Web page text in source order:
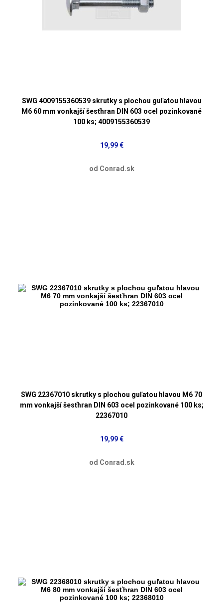
SWG 4009155360539 skrutky s plochou guľatou hlavou
M6 60 mm vonkajší šesťhran DIN 603 ocel pozinkované
100 ks; 4009155360539
19,99 €
od Conrad.sk
SWG 22367010 skrutky s plochou guľatou hlavou M6 70
mm vonkajší šesťhran DIN 603 ocel pozinkované 100 ks;
22367010
19,99 €
od Conrad.sk